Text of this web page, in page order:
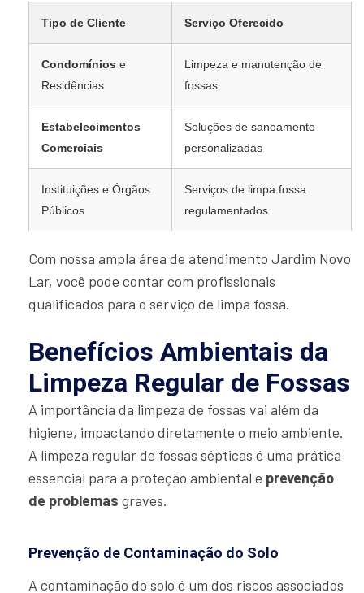
Tipo de Cliente Serviço Oferecido
Condomínios e
Residências
Limpeza e manutenção de
fossas
Estabelecimentos
Comerciais
Soluções de saneamento
personalizadas
Instituições e Órgãos
Públicos
Serviços de limpa fossa
regulamentados
Com nossa ampla área de atendimento Jardim Novo
Lar, você pode contar com profissionais
qualificados para o serviço de limpa fossa.
Benefícios Ambientais da
Limpeza Regular de Fossas
A importância da limpeza de fossas vai além da
higiene, impactando diretamente o meio ambiente.
A limpeza regular de fossas sépticas é uma prática
essencial para a proteção ambiental e prevenção
de problemas graves.
Prevenção de Contaminação do Solo
A contaminação do solo é um dos riscos associados